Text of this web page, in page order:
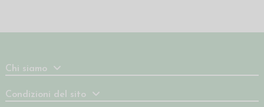
Chi siamo
Condizioni del sito